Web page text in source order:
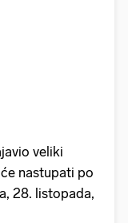
veliki
nastupati po
28. listopada,